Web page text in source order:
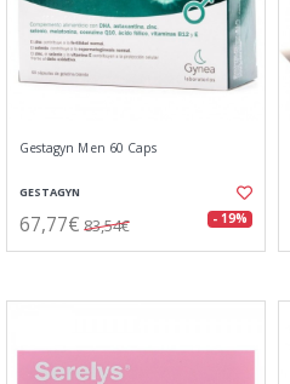
Gestagyn Men 60 Caps
GESTAGYN
67,77€ 83,54€ - 19%